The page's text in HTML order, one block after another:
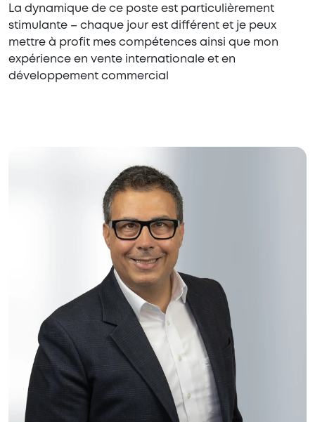
La dynamique de ce poste est particulièrement
stimulante – chaque jour est différent et je peux
mettre à profit mes compétences ainsi que mon
expérience en vente internationale et en
développement commercial